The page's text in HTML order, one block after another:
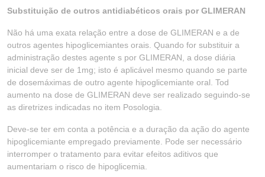
Substituição de outros antidiabéticos orais por GLIMERAN
Não há uma exata relação entre a dose de GLIMERAN e a de
outros agentes hipoglicemiantes orais. Quando for substituir a
administração destes agente s por GLIMERAN, a dose diária
inicial deve ser de 1mg; isto é aplicável mesmo quando se parte
de dosemáximas de outro agente hipoglicemiante oral. Tod
aumento na dose de GLIMERAN deve ser realizado seguindo-se
as diretrizes indicadas no item Posologia.
Deve-se ter em conta a potência e a duração da ação do agente
hipoglicemiante empregado previamente. Pode ser necessário
interromper o tratamento para evitar efeitos aditivos que
aumentariam o risco de hipoglicemia.